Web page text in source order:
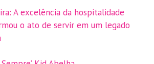
A excelência da hospitalidade
o ato de servir em um legado